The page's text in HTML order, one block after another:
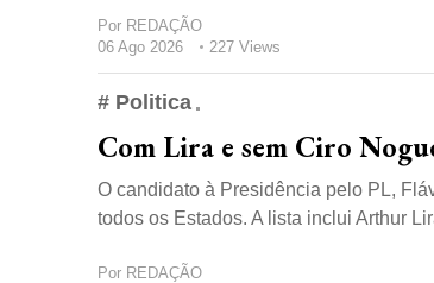
Por REDAÇÃO
06 Ago 2026
227 Views
# Politica
Com Lira e sem Ciro
O candidato à Presidência pelo PL,
todos os Estados. A lista inclui Arthur
Por REDAÇÃO